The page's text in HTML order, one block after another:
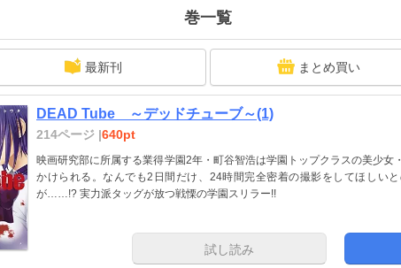
巻一覧
最新刊 まとめ買い
DEAD Tube ～デッドチューブ～(1)
214ページ |640pt
映画研究部に所属する業得学園2年・町谷智浩は学園トップクラスの美少女
かけられる。なんでも2日間だけ、24時間完全密着の撮影をしてほしい
が……!? 実力派タッグが放つ戦慄の学園スリラー!!
試し読み